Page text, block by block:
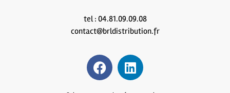
tel : 04.81.09.09.08
contact@brldistribution.fr